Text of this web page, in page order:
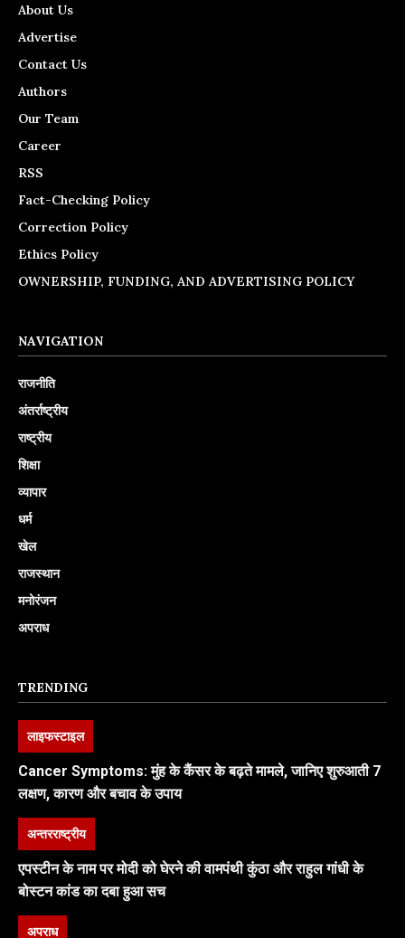
About Us
Advertise
Contact Us
Authors
Our Team
Career
RSS
Fact-Checking Policy
Correction Policy
Ethics Policy
OWNERSHIP, FUNDING, AND ADVERTISING POLICY
NAVIGATION
राजनीति
अंतर्राष्ट्रीय
राष्ट्रीय
शिक्षा
व्यापार
धर्म
खेल
राजस्थान
मनोरंजन
अपराध
TRENDING
लाइफस्टाइल
Cancer Symptoms: मुंह के कैंसर के बढ़ते मामले, जानिए शुरुआती 7
लक्षण, कारण और बचाव के उपाय
अन्तरराष्ट्रीय
एपस्टीन के नाम पर मोदी को घेरने की वामपंथी कुंठा और राहुल गांधी के
बोस्टन कांड का दबा हुआ सच
अपराध